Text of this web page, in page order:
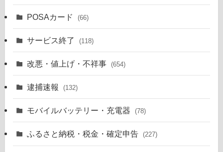
POSAカード (66)
サービス終了 (118)
改悪・値上げ・不祥事 (654)
逮捕速報 (132)
モバイルバッテリー・充電器 (78)
ふるさと納税・税金・確定申告 (227)